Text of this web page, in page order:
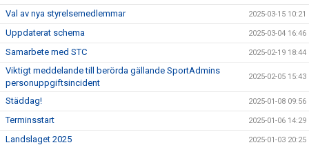
Val av nya styrelsemedlemmar 2025-03-15 10:21
Uppdaterat schema 2025-03-04 16:46
Samarbete med STC 2025-02-19 18:44
Viktigt meddelande till berörda gällande SportAdmins
personuppgiftsincident
2025-02-05 15:43
Städdag! 2025-01-08 09:56
Terminsstart 2025-01-06 14:29
Landslaget 2025 2025-01-03 20:25